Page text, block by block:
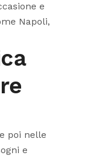
e
Napoli,
poi nelle
e